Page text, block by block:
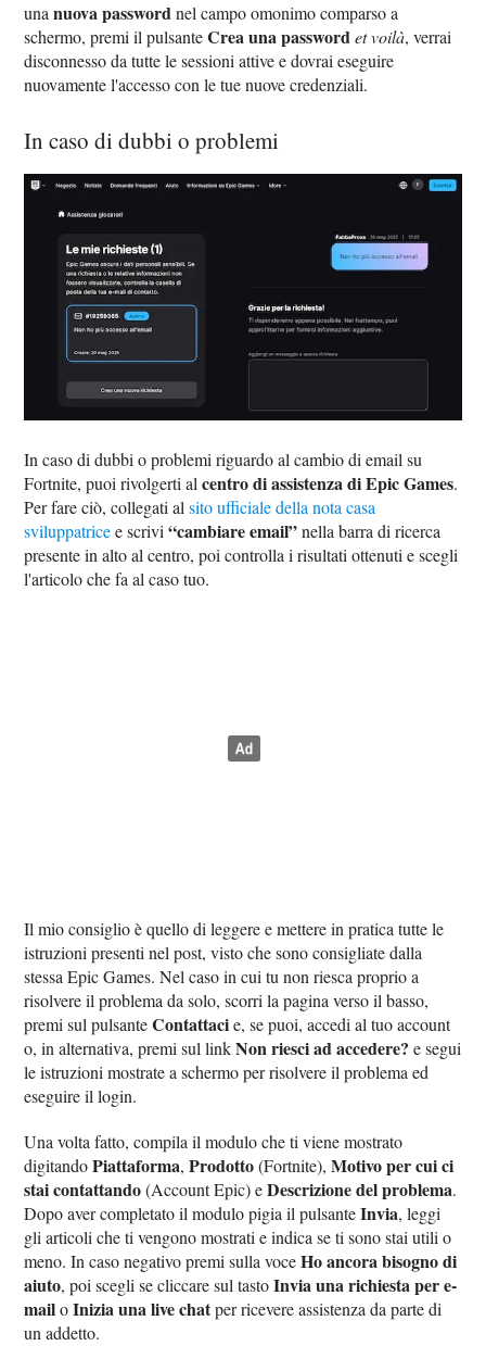
unanuova passwordnel campo omonimo comparso a
schermo, premi il pulsanteCrea una password et voilà, verrai
disconnesso da tutte le sessioni attive e dovrai eseguire
nuovamente l'accesso con le tue nuove credenziali.
In caso di dubbi o problemi
In caso di dubbi o problemi riguardo al cambio di email su
Fortnite, puoi rivolgerti alcentro di assistenza di Epic Games.
Per fare ciò, collegati alsito ufficiale della nota casa
sviluppatricee scrivi“cambiare email”nella barra di ricerca
presente in alto al centro, poi controlla i risultati ottenuti e scegli
l'articolo che fa al caso tuo.
Il mio consiglio è quello di leggere e mettere in pratica tutte le
istruzioni presenti nel post, visto che sono consigliate dalla
stessa Epic Games. Nel caso in cui tu non riesca proprio a
risolvere il problema da solo, scorri la pagina verso il basso,
premi sul pulsanteContattacie, se puoi, accedi al tuo account
o, in alternativa, premi sul linkNon riesci ad accedere? e segui
le istruzioni mostrate a schermo per risolvere il problema ed
eseguire il login.
Una volta fatto, compila il modulo che ti viene mostrato
digitandoPiattaforma,Prodotto(Fortnite),Motivo per cui ci
stai contattando(Account Epic) eDescrizione del problema.
Dopo aver completato il modulo pigia il pulsanteInvia, leggi
gli articoli che ti vengono mostrati e indica se ti sono stai utili o
meno. In caso negativo premi sulla voceHo ancora bisogno di
aiuto, poi scegli se cliccare sul tastoInvia una richiesta per e-
mailoInizia una live chatper ricevere assistenza da parte di
un addetto.